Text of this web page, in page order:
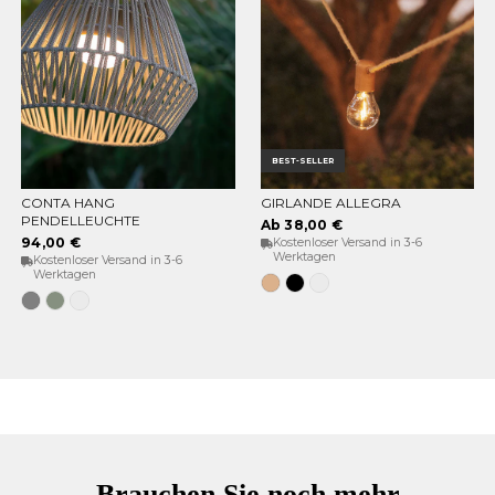
OPTIONEN WÄHLEN
CONTA HANG
PENDELLEUCHTE
94,00 €
Kostenloser Versand in 3-6
Werktagen
GrauWeiches
Grün
BEST-SELLER
OPTIONEN WÄHLEN
GIRLANDE ALLEGRA
Ab 38,00 €
Kostenloser Versand in 3-6
Werktagen
JuteSchwarz